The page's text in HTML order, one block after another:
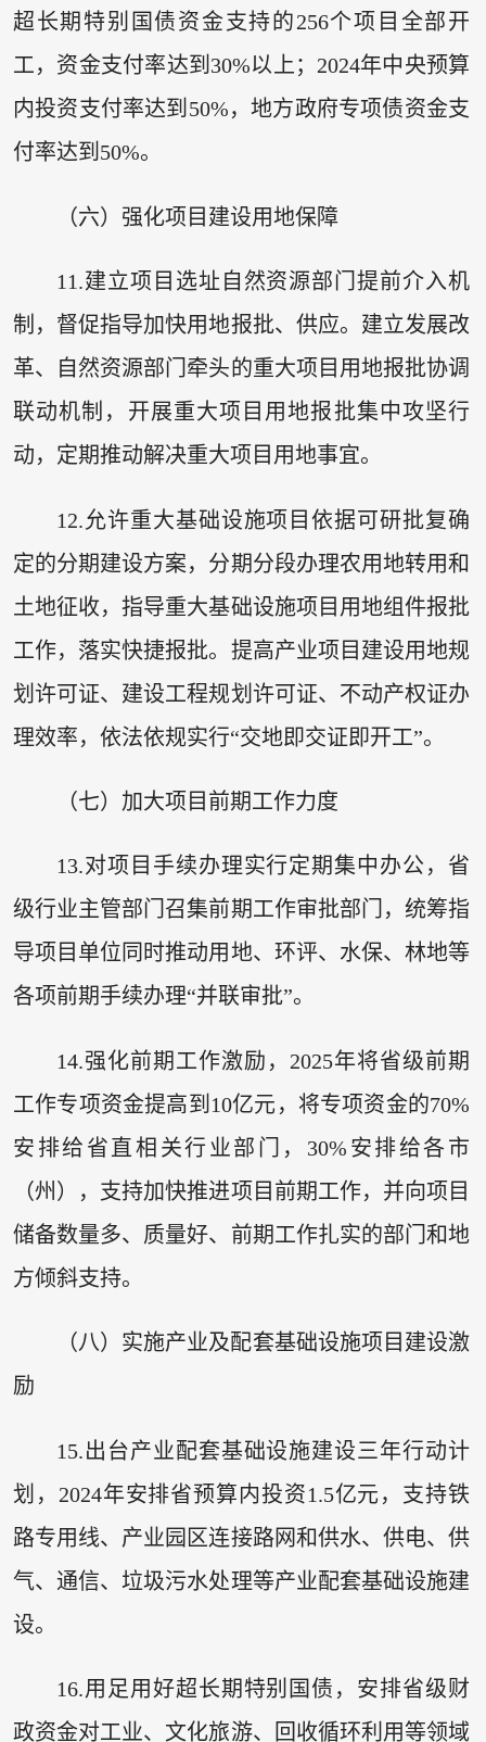
超长期特别国债资金支持的256个项目全部开
工，资金支付率达到30%以上；2024年中央预算
内投资支付率达到50%，地方政府专项债资金支
付率达到50%。
（六）强化项目建设用地保障
11.建立项目选址自然资源部门提前介入机
制，督促指导加快用地报批、供应。建立发展改
革、自然资源部门牵头的重大项目用地报批协调
联动机制，开展重大项目用地报批集中攻坚行
动，定期推动解决重大项目用地事宜。
12.允许重大基础设施项目依据可研批复确
定的分期建设方案，分期分段办理农用地转用和
土地征收，指导重大基础设施项目用地组件报批
工作，落实快捷报批。提高产业项目建设用地规
划许可证、建设工程规划许可证、不动产权证办
理效率，依法依规实行“交地即交证即开工”。
（七）加大项目前期工作力度
13.对项目手续办理实行定期集中办公，省
级行业主管部门召集前期工作审批部门，统筹指
导项目单位同时推动用地、环评、水保、林地等
各项前期手续办理“并联审批”。
14.强化前期工作激励，2025年将省级前期
工作专项资金提高到10亿元，将专项资金的70%
安排给省直相关行业部门，30%安排给各市
（州），支持加快推进项目前期工作，并向项目
储备数量多、质量好、前期工作扎实的部门和地
方倾斜支持。
（八）实施产业及配套基础设施项目建设激
励
15.出台产业配套基础设施建设三年行动计
划，2024年安排省预算内投资1.5亿元，支持铁
路专用线、产业园区连接路网和供水、供电、供
气、通信、垃圾污水处理等产业配套基础设施建
设。
16.用足用好超长期特别国债，安排省级财
政资金对工业、文化旅游、回收循环利用等领域